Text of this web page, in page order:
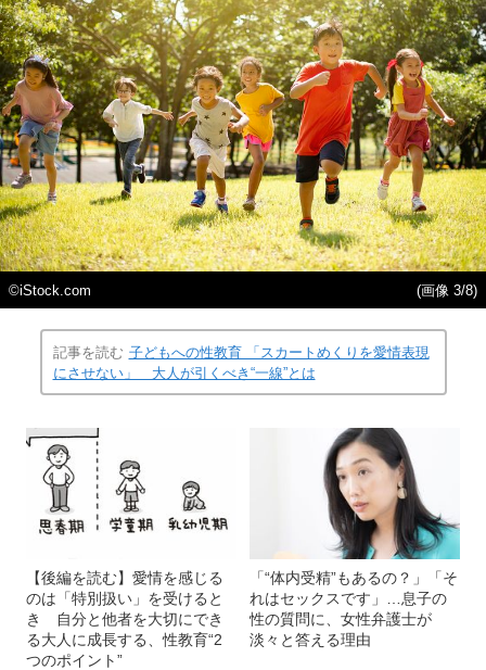
©iStock.com (画像 3/8)
記事を読む 子どもへの性教育 「スカートめくりを愛情表現
にさせない」 大人が引くべき“一線”とは
【後編を読む】愛情を感じる
のは「特別扱い」を受けると
き 自分と他者を大切にでき
る大人に成長する、性教育“2
つのポイント”
「“体内受精”もあるの？」「そ
れはセックスです」…息子の
性の質問に、女性弁護士が
淡々と答える理由